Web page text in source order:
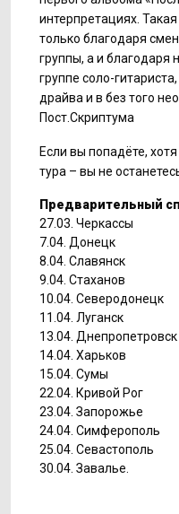
интерпретациях.
только благодаря
группы, а и благодаря
группе соло-
драйва и в без того
Пост.Скриптума
Если вы попадёте,
тура – вы не
Предварительный
27.03. Черкассы
7.04. Донецк
8.04. Славянск
9.04. Стаханов
10.04. Северодонецк
11.04. Луганск
13.04. Днепропетровск
14.04. Харьков
15.04. Сумы
22.04. Кривой Рог
23.04. Запорожье
24.04. Симферополь
25.04. Севастополь
30.04. Завалье.